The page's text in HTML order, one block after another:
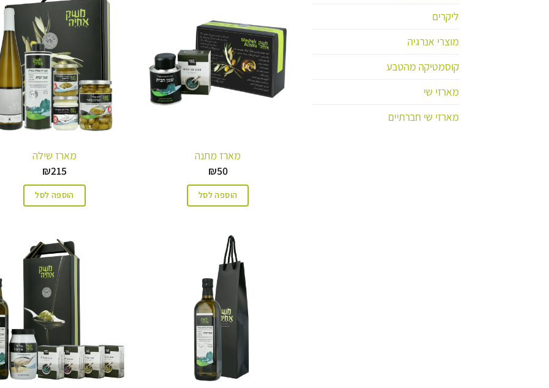
ליקרים
מוצרי אנרגיה
קוסמטיקה מהטבע
מארזי שי
מארזי שי חברתיים
מארז מתנה
₪50
הוספה לסל
מארז שילה
₪215
הוספה לסל